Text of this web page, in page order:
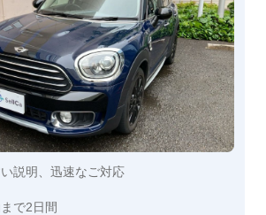
説明、迅速なご対応
で2日間